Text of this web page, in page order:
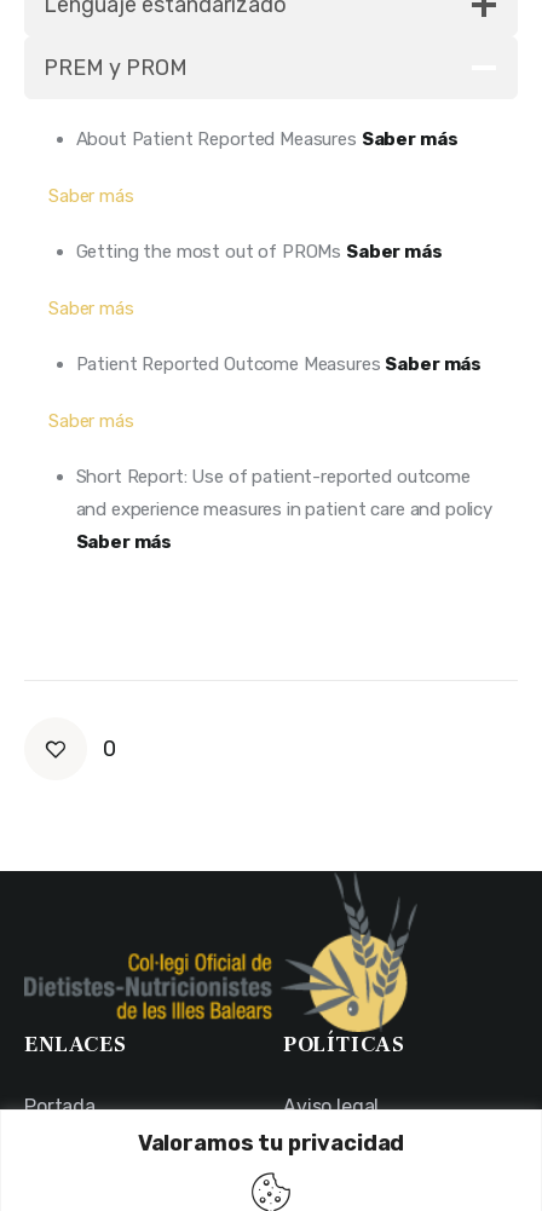
Valoramos tu privacidad
PREM y PROM
About Patient Reported Measures Saber más
Saber más
Getting the most out of PROMs Saber más
Saber más
Patient Reported Outcome Measures Saber más
Saber más
Short Report: Use of patient-reported outcome
and experience measures in patient care and policy
Saber más
0
ENLACES
Portada
Portal de Transparencia
POLÍTICAS
Aviso legal
Política de Privacidad
Política de Cookies